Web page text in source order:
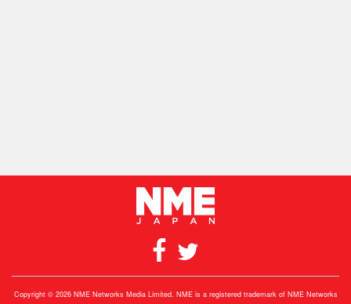
Copyright © 2026 NME Networks Media Limited. NME is a registered trademark of NME Networks